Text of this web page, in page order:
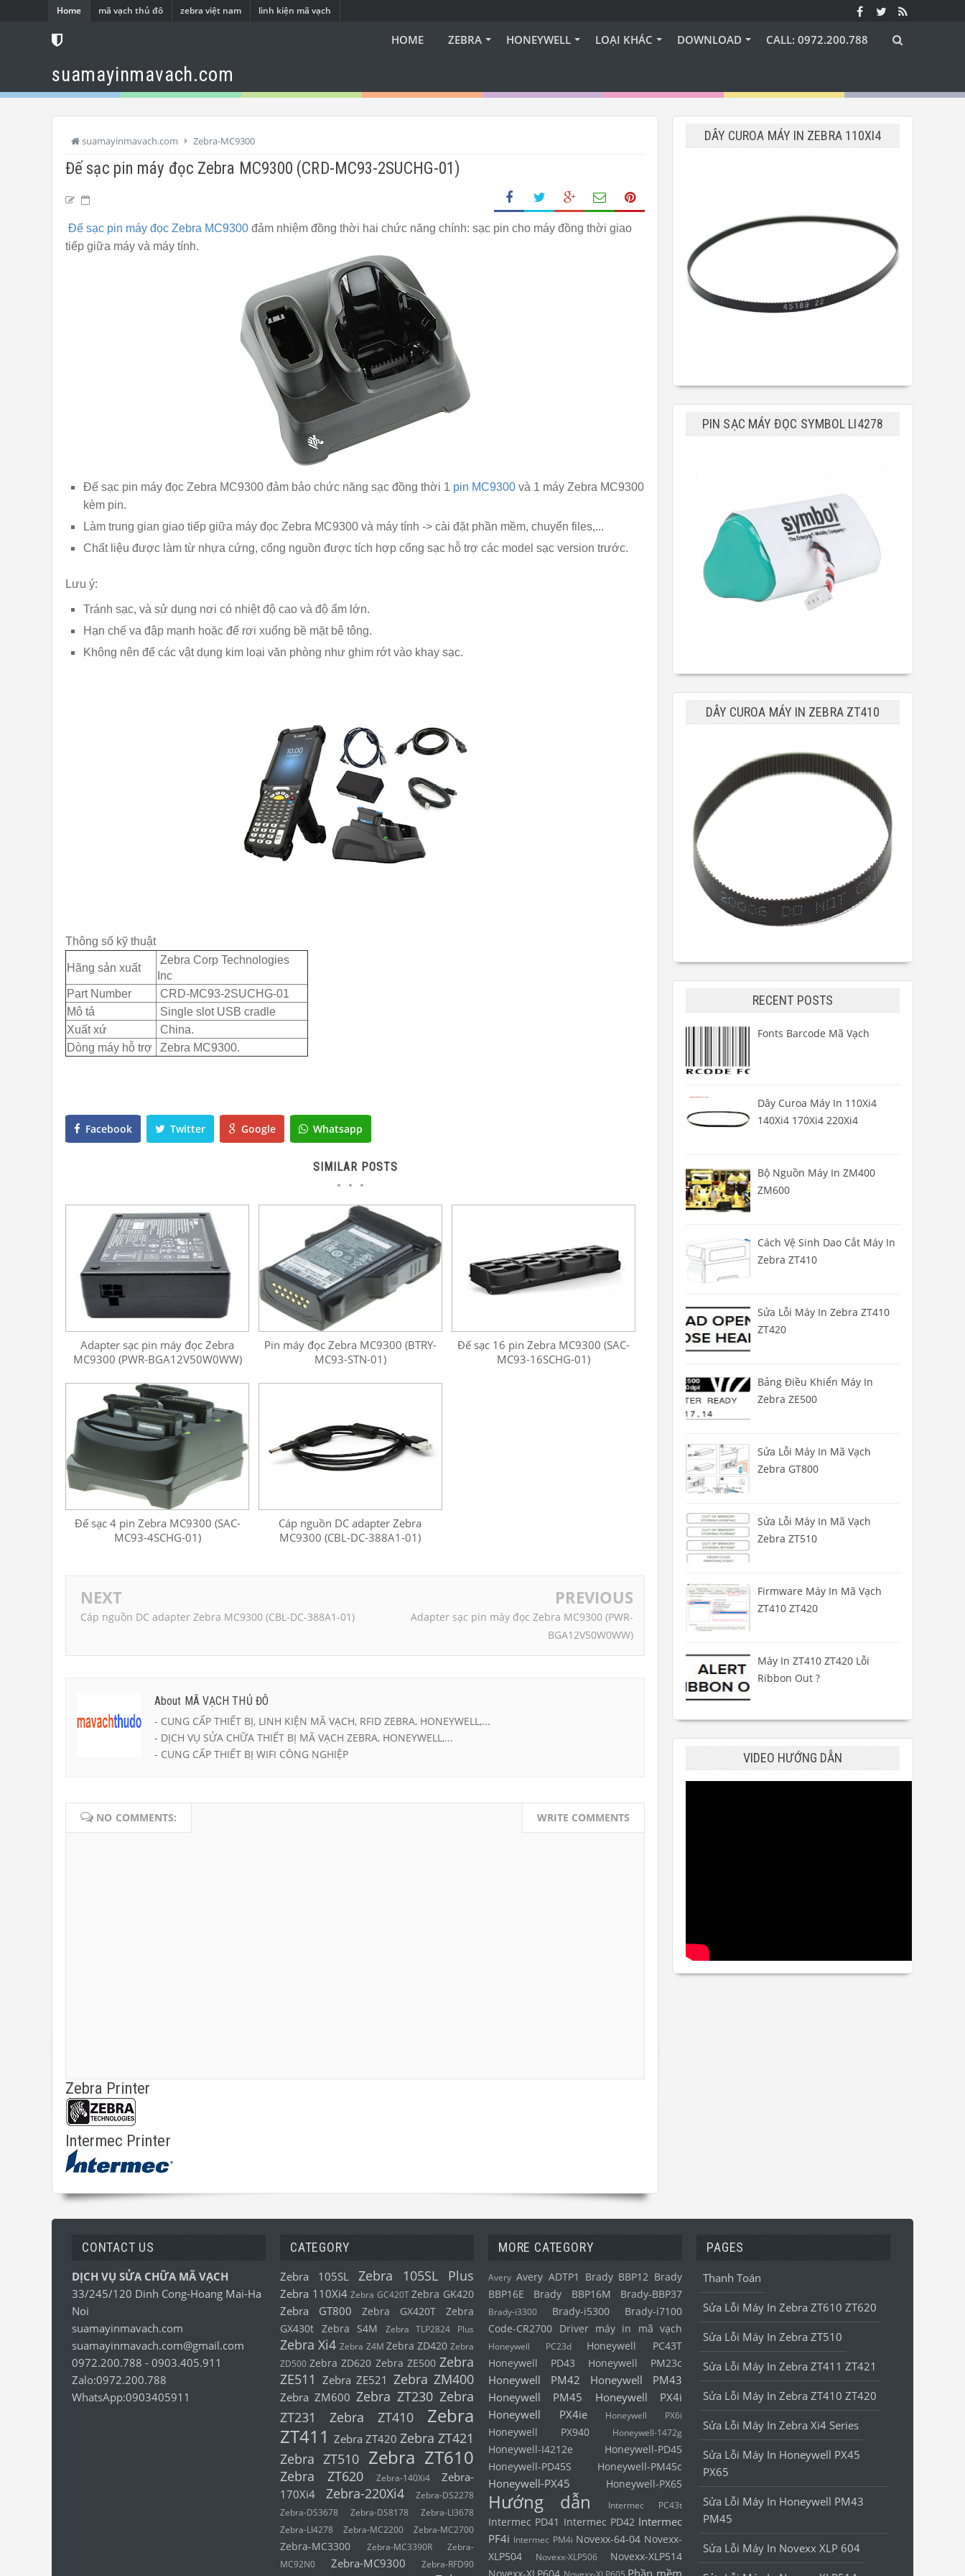
Home mã vạch thủ đô zebra việt nam linh kiện mã vạch
suamayinmavach.com
HOME ZEBRA HONEYWELL LOẠI KHÁC DOWNLOAD CALL: 0972.200.788
suamayinmavach.com Zebra-MC9300
Đế sạc pin máy đọc Zebra MC9300 (CRD-MC93-2SUCHG-01)
Đế sạc pin máy đọc Zebra MC9300 đảm nhiệm đồng thời hai chức năng chính: sạc pin cho máy đồng thời giao
tiếp giữa máy và máy tính.
Đế sạc pin máy đọc Zebra MC9300 đảm bảo chức năng sạc đồng thời 1 pin MC9300 và 1 máy Zebra MC9300
kèm pin.
Làm trung gian giao tiếp giữa máy đọc Zebra MC9300 và máy tính -> cài đặt phần mềm, chuyển files,...
Chất liệu được làm từ nhựa cứng, cổng nguồn được tích hợp cổng sạc hỗ trợ các model sạc version trước.
Lưu ý:
Tránh sạc, và sử dụng nơi có nhiệt độ cao và độ ẩm lớn.
Hạn chế va đập mạnh hoặc để rơi xuống bề mặt bê tông.
Không nên để các vật dụng kim loại văn phòng như ghim rớt vào khay sạc.
Thông số kỹ thuật
Hãng sản xuất
Zebra Corp Technologies
Inc
Part Number
CRD-MC93-2SUCHG-01
Mô tả
Single slot USB cradle
Xuất xứ
China.
Dòng máy hỗ trợ
Zebra MC9300.
Facebook Twitter Google Whatsapp
SIMILAR POSTS
Adapter sạc pin máy đọc Zebra
MC9300 (PWR-BGA12V50W0WW)
Pin máy đọc Zebra MC9300 (BTRY-
MC93-STN-01)
Đế sạc 16 pin Zebra MC9300 (SAC-
MC93-16SCHG-01)
Đế sạc 4 pin Zebra MC9300 (SAC-
MC93-4SCHG-01)
Cáp nguồn DC adapter Zebra
MC9300 (CBL-DC-388A1-01)
NEXT
Cáp nguồn DC adapter Zebra MC9300 (CBL-DC-388A1-01)
PREVIOUS
Adapter sạc pin máy đọc Zebra MC9300 (PWR-
BGA12V50W0WW)
About MÃ VẠCH THỦ ĐÔ
- CUNG CẤP THIẾT BỊ, LINH KIỆN MÃ VẠCH, RFID ZEBRA, HONEYWELL,...
- DỊCH VỤ SỬA CHỮA THIẾT BỊ MÃ VẠCH ZEBRA, HONEYWELL,...
- CUNG CẤP THIẾT BỊ WIFI CÔNG NGHIỆP
NO COMMENTS: WRITE COMMENTS
Zebra Printer
Intermec Printer
DÂY CUROA MÁY IN ZEBRA 110XI4
PIN SẠC MÁY ĐỌC SYMBOL LI4278
DÂY CUROA MÁY IN ZEBRA ZT410
RECENT POSTS
Fonts Barcode Mã Vạch
Dây Curoa Máy In 110Xi4
140Xi4 170Xi4 220Xi4
Bộ Nguồn Máy In ZM400
ZM600
Cách Vệ Sinh Dao Cắt Máy In
Zebra ZT410
Sửa Lỗi Máy In Zebra ZT410
ZT420
Bảng Điều Khiển Máy In
Zebra ZE500
Sửa Lỗi Máy In Mã Vạch
Zebra GT800
Sửa Lỗi Máy In Mã Vạch
Zebra ZT510
Firmware Máy In Mã Vạch
ZT410 ZT420
Máy In ZT410 ZT420 Lỗi
Ribbon Out ?
VIDEO HƯỚNG DẪN
CONTACT US
DỊCH VỤ SỬA CHỮA MÃ VẠCH
33/245/120 Dinh Cong-Hoang Mai-Ha
Noi
suamayinmavach.com
suamayinmavach.com@gmail.com
0972.200.788 - 0903.405.911
Zalo:0972.200.788
WhatsApp:0903405911
CATEGORY
Zebra 105SL Zebra 105SL Plus
Zebra 110Xi4 Zebra GC420T Zebra GK420
Zebra GT800 Zebra GX420T
Zebra
GX430t
Zebra S4M Zebra TLP2824 Plus
Zebra Xi4 Zebra Z4M Zebra ZD420 Zebra
ZD500 Zebra ZD620 Zebra ZE500 Zebra
ZE511 Zebra ZE521 Zebra ZM400
Zebra ZM600 Zebra ZT230 Zebra
ZT231
Zebra ZT410
Zebra
ZT411 Zebra ZT420 Zebra ZT421
Zebra ZT510 Zebra ZT610
Zebra ZT620 Zebra-140Xi4
Zebra-
170Xi4
Zebra-220Xi4
Zebra-DS2278
Zebra-DS3678
Zebra-DS8178
Zebra-LI3678
Zebra-LI4278
Zebra-MC2200 Zebra-MC2700
Zebra-MC3300 Zebra-MC3390R
Zebra-
MC92N0
Zebra-MC9300
Zebra-RFD90
MORE CATEGORY
Avery Avery ADTP1 Brady BBP12 Brady
BBP16E
Brady BBP16M Brady-BBP37
Brady-i3300 Brady-i5300
Brady-i7100
Code-CR2700
Driver máy in mã vạch
Honeywell PC23d
Honeywell PC43T
Honeywell PD43
Honeywell PM23c
Honeywell PM42
Honeywell PM43
Honeywell PM45
Honeywell PX4i
Honeywell PX4ie
Honeywell PX6i
Honeywell PX940 Honeywell-1472g
Honeywell-I4212e
Honeywell-PD45
Honeywell-PD45S
Honeywell-PM45c
Honeywell-PX45 Honeywell-PX65
Hướng dẫn Intermec PC43t
Intermec PD41 Intermec PD42 Intermec
PF4i Intermec PM4i Novexx-64-04 Novexx-
XLP504
Novexx-XLP506
Novexx-XLP514
Phần mềm
PAGES
Thanh Toán
Sửa Lỗi Máy In Zebra ZT610 ZT620
Sửa Lỗi Máy In Zebra ZT510
Sửa Lỗi Máy In Zebra ZT411 ZT421
Sửa Lỗi Máy In Zebra ZT410 ZT420
Sửa Lỗi Máy In Zebra Xi4 Series
Sửa Lỗi Máy In Honeywell PX45
PX65
Sửa Lỗi Máy In Honeywell PM43
PM45
Sửa Lỗi Máy In Novexx XLP 604